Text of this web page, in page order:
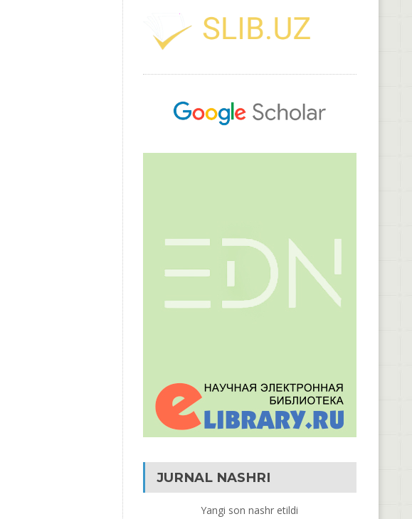
JURNAL NASHRI
Yangi son nashr etildi